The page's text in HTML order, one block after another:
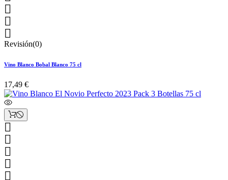



Revisión(0)
Vino Blanco Bobal Blanco 75 cl
17,49 €




